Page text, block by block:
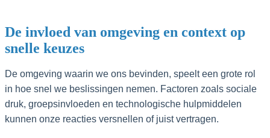
De invloed van omgeving en context op
snelle keuzes
De omgeving waarin we ons bevinden, speelt een grote rol
in hoe snel we beslissingen nemen. Factoren zoals sociale
druk, groepsinvloeden en technologische hulpmiddelen
kunnen onze reacties versnellen of juist vertragen.